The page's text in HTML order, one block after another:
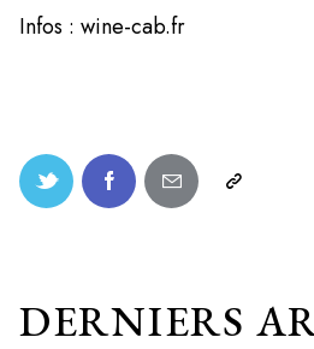
Infos : wine-cab.fr
DERNIERS